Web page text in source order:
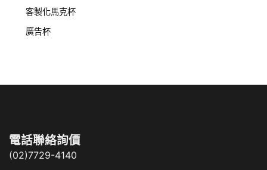
客製化馬克杯
廣告杯
電話聯絡詢價
(02)7729-4140